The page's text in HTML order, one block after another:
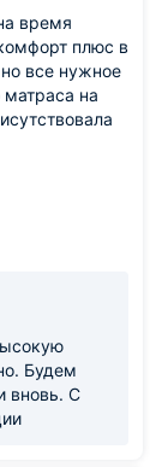
время
плюс в
все нужное
на
из комнаты,
Будем
вновь. С